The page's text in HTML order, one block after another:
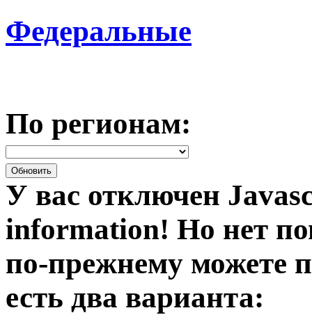
Федеральные
По регионам:
У вас отключен
information! Но нет
по-прежнему можете
есть два варианта: